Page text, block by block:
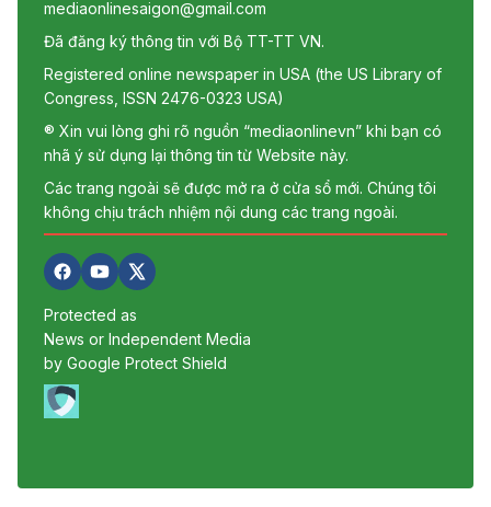
mediaonlinesaigon@gmail.com
Đã đăng ký thông tin với Bộ TT-TT VN.
Registered online newspaper in USA (the US Library of
Congress, ISSN 2476-0323 USA)
® Xin vui lòng ghi rõ nguồn “mediaonlinevn” khi bạn có
nhã ý sử dụng lại thông tin từ Website này.
Các trang ngoài sẽ được mở ra ở cửa sổ mới. Chúng tôi
không chịu trách nhiệm nội dung các trang ngoài.
Protected as
News or Independent Media
by Google Protect Shield